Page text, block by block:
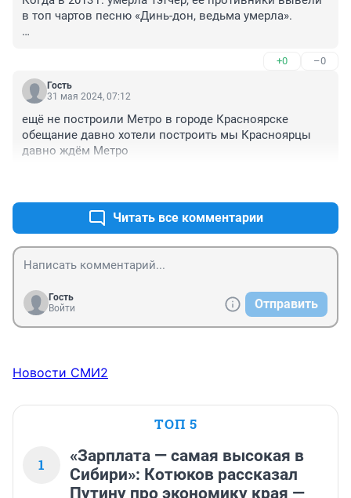
в топ чартов песню «Динь-дон, ведьма умерла».
многолетняя губернаторша ХМАО и патентованная ink
pot, превратившая «севера» в кишлак. Её выпнули за
год до пенсии и до плановых выборов в следующем
+0 –0
Гость
31 мая 2024, 07:12
ещё не построили Метро в городе Красноярске
обещание давно хотели построить мы Красноярцы
давно ждём Метро
Читать все комментарии
Гость
Войти
Отправить
Новости СМИ2
ТОП 5
1
«Зарплата — самая высокая в
Сибири»: Котюков рассказал
Путину про экономику края —